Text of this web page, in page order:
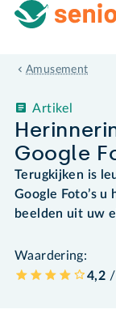
Amusement
Google
Artikel
Terugkijken is
Google Foto’s u
beelden uit uw
Waardering:
4,2 /